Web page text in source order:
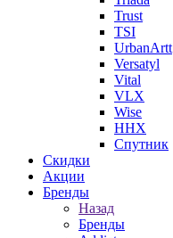
Trust
TSI
UrbanArtt
Versatyl
Vital
VLX
Wise
ННХ
Спутник
Скидки
Акции
Бренды
Назад
Бренды